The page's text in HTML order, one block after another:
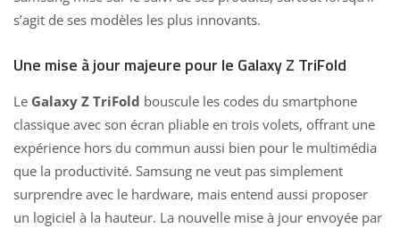
s’agit de ses modèles les plus innovants.
Une mise à jour majeure pour le Galaxy Z TriFold
Le Galaxy Z TriFold bouscule les codes du smartphone
classique avec son écran pliable en trois volets, offrant une
expérience hors du commun aussi bien pour le multimédia
que la productivité. Samsung ne veut pas simplement
surprendre avec le hardware, mais entend aussi proposer
un logiciel à la hauteur. La nouvelle mise à jour envoyée par